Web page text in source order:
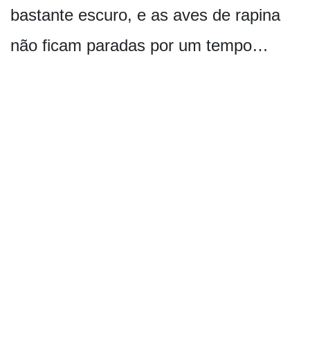
bastante escuro, e as aves de rapina
não ficam paradas por um tempo…